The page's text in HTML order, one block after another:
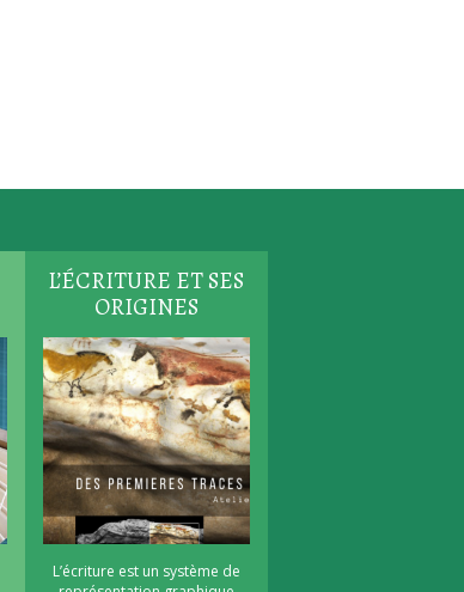
L’ÉCRITURE ET SES
ORIGINES
L’écriture est un système de